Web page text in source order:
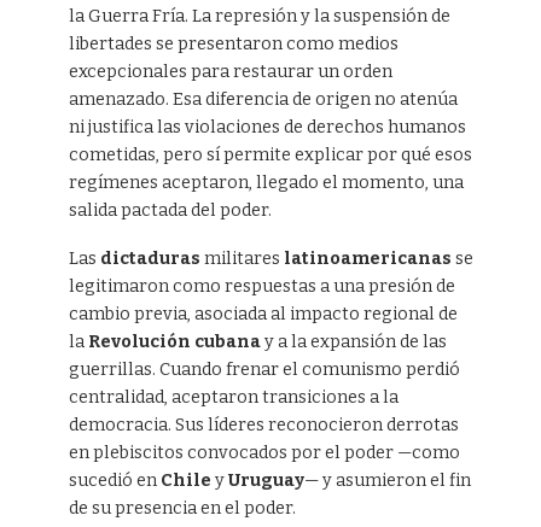
la Guerra Fría. La represión y la suspensión de
libertades se presentaron como medios
excepcionales para restaurar un orden
amenazado. Esa diferencia de origen no atenúa
ni justifica las violaciones de derechos humanos
cometidas, pero sí permite explicar por qué esos
regímenes aceptaron, llegado el momento, una
salida pactada del poder.
Las dictaduras militares latinoamericanas se
legitimaron como respuestas a una presión de
cambio previa, asociada al impacto regional de
la Revolución cubanay a la expansión de las
guerrillas. Cuando frenar el comunismo perdió
centralidad, aceptaron transiciones a la
democracia. Sus líderes reconocieron derrotas
en plebiscitos convocados por el poder —como
sucedió en Chile yUruguay— y asumieron el fin
de su presencia en el poder.